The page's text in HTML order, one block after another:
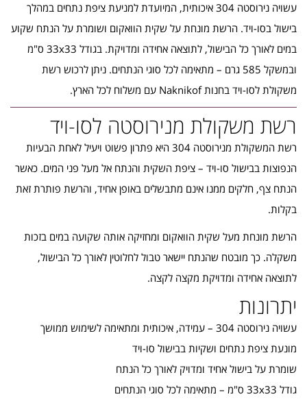
עשויה נירוסטה 304 איכותית, המיועדת למניעת ציפת נתחים במהלך
בישול בסו-ויד. הרשת מונחת על שקית הוואקום ושומרת על הנתח שקוע
במים לאורך כל הבישול, לתוצאה אחידה ומדויקת. בגודל 33x33 ס"מ
ובמשקל 585 גרם – מתאימה לכל סוגי הנתחים. ניתן לרכוש רשת
משקולת לסו-ויד בחנות Naknikof עם משלוח לכל הארץ.
רשת משקולת מנירוסטה לסו-ויד
רשת המשקולת מנירוסטה 304 היא פתרון פשוט ויעיל לאחת הבעיות
הנפוצות בבישול סו-ויד – ציפת השקית והנתח אל מעל פני המים. כאשר
הנתח צף, חלקים ממנו אינם מתבשלים באופן אחיד, והרשת פותרת זאת
בקלות.
הרשת מונחת מעל שקית הוואקום ומחזיקה אותה שקועה במים בזכות
משקלה. כך מובטח שהנתח יישאר טבול לחלוטין לאורך כל הבישול,
לתוצאה אחידה ומדויקת מקצה לקצה.
יתרונות
עשויה נירוסטה 304 – עמידה, איכותית ומתאימה לשימוש ממושך
מונעת ציפת נתחים ושקיות בבישול סו-ויד
שומרת על בישול אחיד ומדויק לאורך כל הנתח
גודל 33x33 ס"מ – מתאימה לכל סוגי הנתחים